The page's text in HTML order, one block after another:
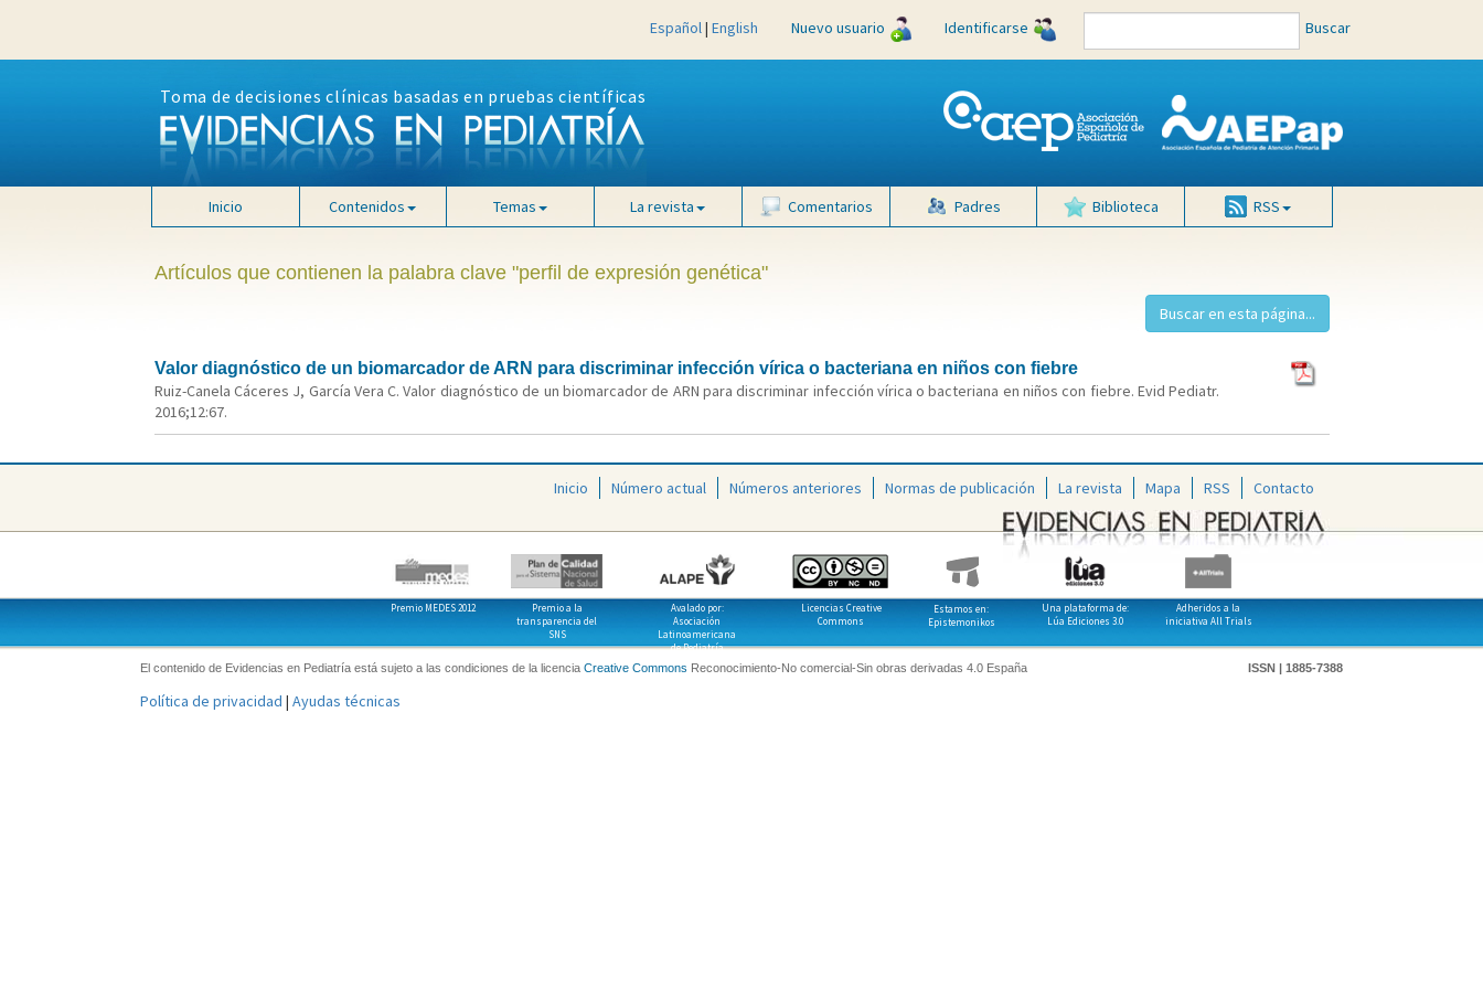
Español| English Nuevo usuario Identificarse Buscar
Toma de decisiones clínicas basadas en pruebas científicas
Inicio Contenidos Temas La revista Comentarios Padres Biblioteca RSS
Artículos que contienen la palabra clave "perfil de expresión genética"
Valor diagnóstico de un biomarcador de ARN para discriminar infección vírica o bacteriana en niños con fiebre
Ruiz-Canela Cáceres J, García Vera C. Valor diagnóstico de un biomarcador de ARN para discriminar infección vírica o bacteriana en niños con fiebre. Evid Pediatr.
2016;12:67.
Inicio Número actual Números anteriores Normas de publicación La revista Mapa RSS Contacto
Premio MEDES 2012
Premio a la
transparencia del
SNS
Avalado por:
Asociación
Latinoamericana
de Pediatría
Licencias Creative
Commons
Estamos en:
Epistemonikos
Una plataforma de:
Lúa Ediciones 3.0
Adheridos a la
iniciativa All Trials
El contenido de Evidencias en Pediatría está sujeto a las condiciones de la licencia Creative Commons Reconocimiento-No comercial-Sin obras derivadas 4.0 España ISSN | 1885-7388
Política de privacidad | Ayudas técnicas